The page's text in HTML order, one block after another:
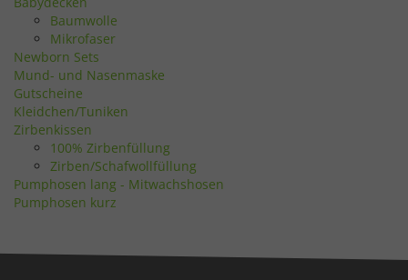
Baumwolle
Mikrofaser
Newborn Sets
Mund- und Nasenmaske
Gutscheine
Kleidchen/Tuniken
Zirbenkissen
100% Zirbenfüllung
Zirben/Schafwollfüllung
Pumphosen lang - Mitwachshosen
Pumphosen kurz